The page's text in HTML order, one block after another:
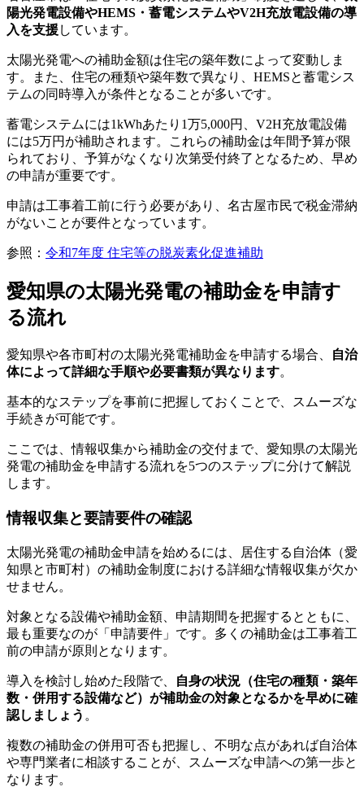
陽光発電設備やHEMS・蓄電システムやV2H充放電設備の導
入を支援しています。
太陽光発電への補助金額は住宅の築年数によって変動しま
す。また、住宅の種類や築年数で異なり、HEMSと蓄電シス
テムの同時導入が条件となることが多いです。
蓄電システムには1kWhあたり1万5,000円、V2H充放電設備
には5万円が補助されます。これらの補助金は年間予算が限
られており、予算がなくなり次第受付終了となるため、早め
の申請が重要です。
申請は工事着工前に行う必要があり、名古屋市民で税金滞納
がないことが要件となっています。
参照： 令和7年度 住宅等の脱炭素化促進補助
愛知県の太陽光発電の補助金を申請す
る流れ
愛知県や各市町村の太陽光発電補助金を申請する場合、
自治
体によって詳細な手順や必要書類が異なります。
基本的なステップを事前に把握しておくことで、スムーズな
手続きが可能です。
ここでは、情報収集から補助金の交付まで、愛知県の太陽光
発電の補助金を申請する流れを5つのステップに分けて解説
します。
情報収集と要請要件の確認
太陽光発電の補助金申請を始めるには、居住する自治体（愛
知県と市町村）の補助金制度における詳細な情報収集が欠か
せません。
対象となる設備や補助金額、申請期間を把握するとともに、
最も重要なのが「申請要件」です。多くの補助金は工事着工
前の申請が原則となります。
導入を検討し始めた段階で、
自身の状況（住宅の種類・築年
数・併用する設備など）が補助金の対象となるかを早めに確
認しましょう 。
複数の補助金の併用可否も把握し、不明な点があれば自治体
や専門業者に相談することが、スムーズな申請への第一歩と
なります。